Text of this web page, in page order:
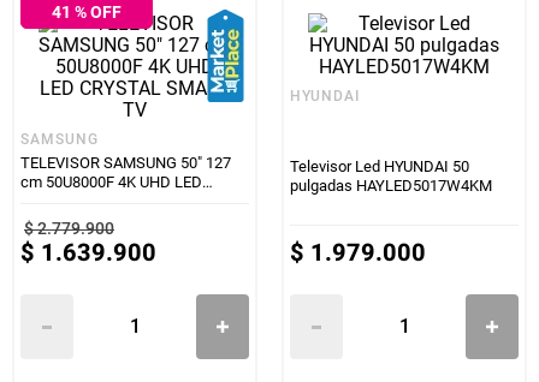
41 % OFF
SAMSUNG
TELEVISOR SAMSUNG 50" 127
cm 50U8000F 4K UHD LED
$2.779.900
$ 1.639.900
HYUNDAI
Televisor Led HYUNDAI 50
pulgadas HAYLED5017W4KM
$ 1.979.000